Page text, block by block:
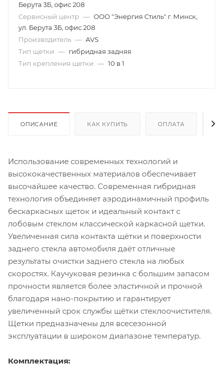
Берута 3Б, офис 208
Сервисный центр — ООО "Энергия Стиль" г. Минск,
ул. Берута 3Б, офис 208
Производитель — AVS
Тип щетки — гибридная задняя
Тип крепления щетки — 10 в 1
ОПИСАНИЕ КАК КУПИТЬ ОПЛАТА
Использование современных технологий и
высококачественных материалов обеспечивает
высочайшее качество. Современная гибридная
технология объединяет аэродинамичный профиль
бескаркасных щеток и идеальный контакт с
лобовым стеклом классической каркасной щетки.
Увеличенная сила контакта щётки и поверхности
заднего стекла автомобиля даёт отличные
результаты очистки заднего стекла на любых
скоростях. Каучуковая резинка с большим запасом
прочности является более эластичной и прочной
благодаря нано-покрытию и гарантирует
увеличенный срок службы щётки стеклоочистителя.
Щетки предназначены для всесезонной
эксплуатации в широком диапазоне температур.
Комплектация: